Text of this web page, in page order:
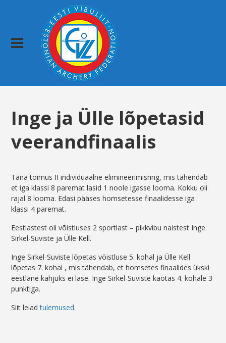
Inge ja Ülle lõpetasid
veerandfinaalis
Täna toimus II individuaalne elimineerimisring, mis tähendab
et iga klassi 8 paremat lasid 1 noole igasse looma. Kokku oli
rajal 8 looma. Edasi pääses homsetesse finaalidesse iga
klassi 4 paremat.
Eestlastest oli võistluses 2 sportlast – pikkvibu naistest Inge
Sirkel-Suviste ja Ülle Kell.
Inge Sirkel-Suviste lõpetas võistluse 5. kohal ja Ülle Kell
lõpetas 7. kohal , mis tähendab, et homsetes finaalides ükski
eestlane kahjuks ei lase. Inge Sirkel-Suviste kaotas 4. kohale 3
punktiga.
Siit leiadtulemused.